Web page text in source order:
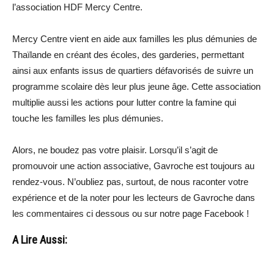
l’association HDF Mercy Centre.
Mercy Centre vient en aide aux familles les plus démunies de
Thaïlande en créant des écoles, des garderies, permettant
ainsi aux enfants issus de quartiers défavorisés de suivre un
programme scolaire dès leur plus jeune âge. Cette association
multiplie aussi les actions pour lutter contre la famine qui
touche les familles les plus démunies.
Alors, ne boudez pas votre plaisir. Lorsqu’il s’agit de
promouvoir une action associative, Gavroche est toujours au
rendez-vous. N’oubliez pas, surtout, de nous raconter votre
expérience et de la noter pour les lecteurs de Gavroche dans
les commentaires ci dessous ou sur notre page Facebook !
A Lire Aussi: